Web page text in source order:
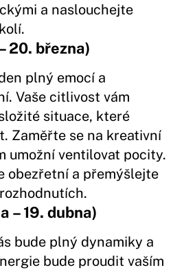
a naslouchejte
20. března)
plný emocí a
Vaše citlivost vám
situace, které
Zaměřte se na kreativní
umožní ventilovat pocity.
obezřetní a přemýšlejte
– 19. dubna)
bude plný dynamiky a
bude proudit vaším